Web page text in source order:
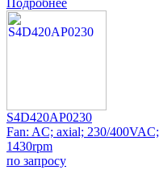
S4D420AP0230
Fan: AC; axial; 230/
1430rpm
по запросу